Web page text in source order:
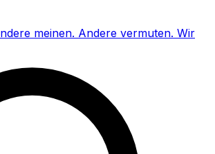
meinen. Andere vermuten. Wir